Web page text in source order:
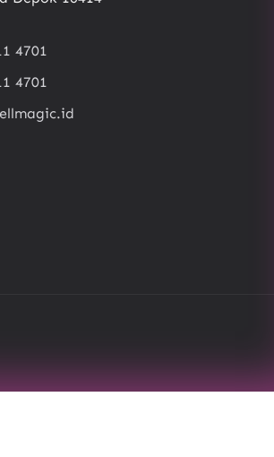
4701
4701